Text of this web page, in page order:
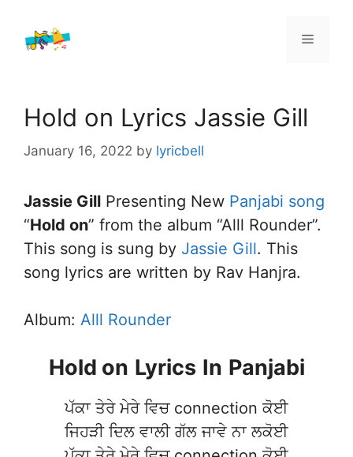
content
Menu
Hold on Lyrics Jassie Gill
January 16, 2022 by lyricbell
Jassie Gill Presenting New Panjabi song
“Hold on” from the album “Alll Rounder”.
This song is sung by Jassie Gill. This
song lyrics are written by Rav Hanjra.
Album: Alll Rounder
Hold on Lyrics In Panjabi
ਪੱਕਾ ਤੇਰੇ ਮੇਰੇ ਵਿਚ connection ਕੋਈ
ਜਿਹੜੀ ਦਿਲ ਵਾਲੀ ਗੱਲ ਜਾਵੇ ਨਾ ਲਕੋਈ